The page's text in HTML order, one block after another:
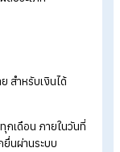
2026 คู่มือจับมือทำ
ก ที่ HR ต้องรู้
หรับนายจ้างและ HR
1 และ ภ.ง.ด. 1ก